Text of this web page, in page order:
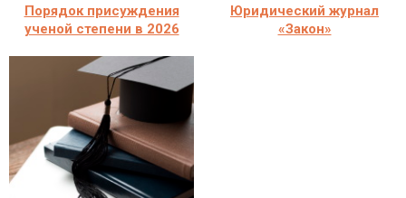
Порядок присуждения
ученой степени в 2026
Юридический журнал
«Закон»